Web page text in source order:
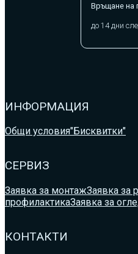
Връщане на
до 14 дни
ИНФОРМАЦИЯ
Общи условия"Бисквитки"
СЕРВИЗ
Заявка за монтажЗаявка за
профилактикаЗаявка за
КОНТАКТИ